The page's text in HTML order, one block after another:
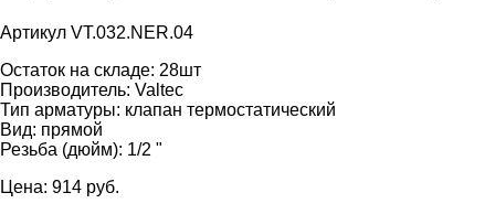
Артикул VT.032.NER.04
Остаток на складе: 28шт
Производитель: Valtec
Тип арматуры: клапан термостатический
Вид: прямой
Резьба (дюйм): 1/2 "
Цена: 914 pуб.